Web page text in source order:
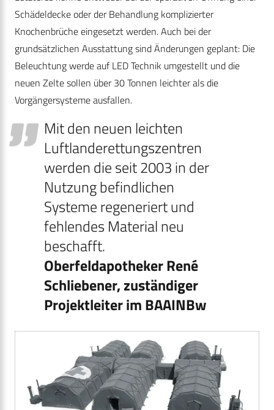
Schädeldecke oder der Behandlung komplizierter
Knochenbrüche eingesetzt werden. Auch bei der
grundsätzlichen Ausstattung sind Änderungen geplant: Die
Beleuchtung werde auf LED Technik umgestellt und die
neuen Zelte sollen über 30 Tonnen leichter als die
Vorgängersysteme ausfallen.
Mit den neuen leichten
Luftlanderettungszentren
werden die seit 2003 in der
Nutzung befindlichen
Systeme regeneriert und
fehlendes Material neu
beschafft.
Oberfeldapotheker René
Schliebener, zuständiger
Projektleiter im BAAINBw